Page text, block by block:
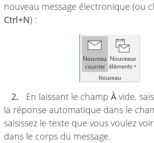
nouveau message électronique (ou
Ctrl+N) :
2. En laissant le champ Àvide,
la réponse automatique dans le
saisissez le texte que vous voulez
dans le corps du message.